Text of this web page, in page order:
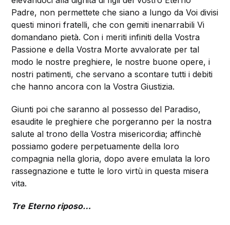
Padre, non permettete che siano a lungo da Voi divisi
questi minori fratelli, che con gemiti inenarrabili Vi
domandano pietà. Con i meriti infiniti della Vostra
Passione e della Vostra Morte avvalorate per tal
modo le nostre preghiere, le nostre buone opere, i
nostri patimenti, che servano a scontare tutti i debiti
che hanno ancora con la Vostra Giustizia.
Giunti poi che saranno al possesso del Paradiso,
esaudite le preghiere che porgeranno per la nostra
salute al trono della Vostra misericordia; affinchè
possiamo godere perpetuamente della loro
compagnia nella gloria, dopo avere emulata la loro
rassegnazione e tutte le loro virtù in questa misera
vita.
Tre Eterno riposo…